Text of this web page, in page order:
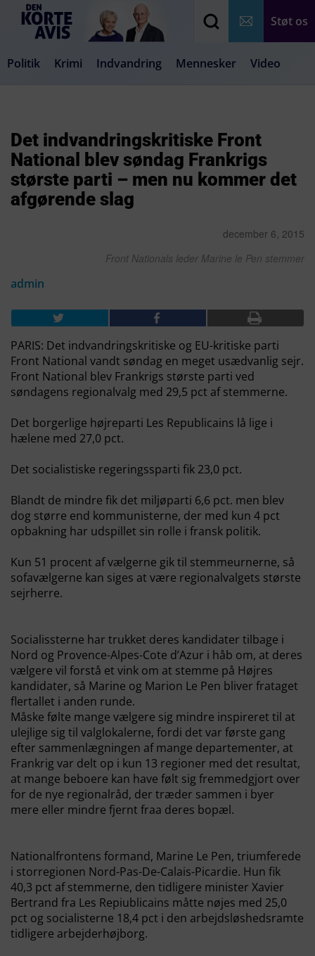
Støt os
Politik Krimi Indvandring Mennesker Video
Det indvandringskritiske Front
National blev søndag Frankrigs
største parti – men nu kommer det
afgørende slag
december 6, 2015
Front Nationals leder Marine le Pen stemmer
admin
PARIS: Det indvandringskritiske og EU-kritiske parti
Front National vandt søndag en meget usædvanlig sejr.
Front National blev Frankrigs største parti ved
søndagens regionalvalg med 29,5 pct af stemmerne.
Det borgerlige højreparti Les Republicains lå lige i
hælene med 27,0 pct.
Det socialistiske regeringssparti fik 23,0 pct.
Blandt de mindre fik det miljøparti 6,6 pct. men blev
dog større end kommunisterne, der med kun 4 pct
opbakning har udspillet sin rolle i fransk politik.
Kun 51 procent af vælgerne gik til stemmeurnerne, så
sofavælgerne kan siges at være regionalvalgets største
sejrherre.
Socialissterne har trukket deres kandidater tilbage i
Nord og Provence-Alpes-Cote d’Azur i håb om, at deres
vælgere vil forstå et vink om at stemme på Højres
kandidater, så Marine og Marion Le Pen bliver frataget
flertallet i anden runde.
Måske følte mange vælgere sig mindre inspireret til at
ulejlige sig til valglokalerne, fordi det var første gang
efter sammenlægningen af mange departementer, at
Frankrig var delt op i kun 13 regioner med det resultat,
at mange beboere kan have følt sig fremmedgjort over
for de nye regionalråd, der træder sammen i byer
mere eller mindre fjernt fraa deres bopæl.
Nationalfrontens formand, Marine Le Pen, triumferede
i storregionen Nord-Pas-De-Calais-Picardie. Hun fik
40,3 pct af stemmerne, den tidligere minister Xavier
Bertrand fra Les Repiublicains måtte nøjes med 25,0
pct og socialisterne 18,4 pct i den arbejdsløshedsramte
tidligere arbejderhøjborg.